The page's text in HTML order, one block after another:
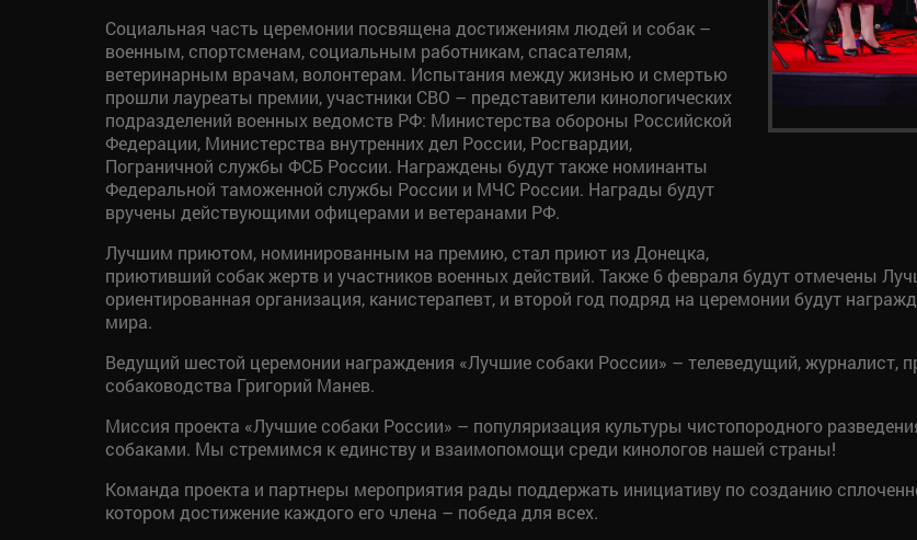
Социальная часть церемонии посвящена достижениям людей и собак –
военным, спортсменам, социальным работникам, спасателям,
ветеринарным врачам, волонтерам. Испытания между жизнью и смертью
прошли лауреаты премии, участники СВО – представители кинологических
подразделений военных ведомств РФ: Министерства обороны Российской
Федерации, Министерства внутренних дел России, Росгвардии,
Пограничной службы ФСБ России. Награждены будут также номинанты
Федеральной таможенной службы России и МЧС России. Награды будут
вручены действующими офицерами и ветеранами РФ.
Лучшим приютом, номинированным на премию, стал приют из Донецка,
приютивший собак жертв и участников военных действий. Также 6 февраля будут отмечены
ориентированная организация, канистерапевт, и второй год подряд на церемонии будут
мира.
Ведущий шестой церемонии награждения «Лучшие собаки России» – телеведущий, журналист,
собаководства Григорий Манев.
Миссия проекта «Лучшие собаки России» – популяризация культуры чистопородного
собаками. Мы стремимся к единству и взаимопомощи среди кинологов нашей страны!
Команда проекта и партнеры мероприятия рады поддержать инициативу по созданию
котором достижение каждого его члена – победа для всех.